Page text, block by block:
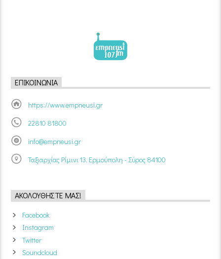
ΕΠΙΚΟΙΝΩΝΊΑ
https://www.empneusi.gr
22810 81800
info@empneusi.gr
Ταξιαρχίας Ρίμινι 13, Ερμούπολη - Σύρος 84100
ΑΚΟΛΟΥΘΉΣΤΕ ΜΑΣ!
Facebook
Instagram
Twitter
Soundcloud